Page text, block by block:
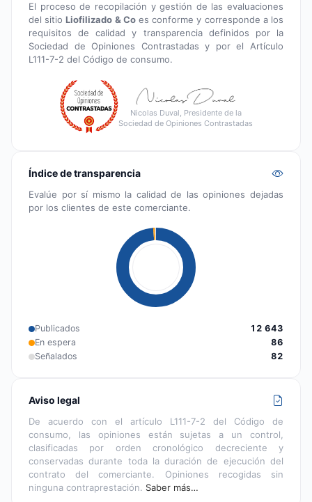
El proceso de recopilación y gestión de las evaluaciones
del sitioLiofilizado & Coes conforme y corresponde a los
requisitos de calidad y transparencia definidos por la
Sociedad de Opiniones Contrastadas y por el Artículo
L111-7-2 del Código de consumo.
Nicolas Duval, Presidente de la
Sociedad de Opiniones Contrastadas
Índice de transparencia
Evalúe por sí mismo la calidad de las opiniones dejadas
por los clientes de este comerciante.
Publicados
12 643
En espera
86
Señalados
82
Aviso legal
De acuerdo con el artículo L111-7-2 del Código de
consumo, las opiniones están sujetas a un control,
clasificadas por orden cronológico decreciente y
conservadas durante toda la duración de ejecución del
contrato del comerciante. Opiniones recogidas sin
ninguna contraprestación. Saber más…